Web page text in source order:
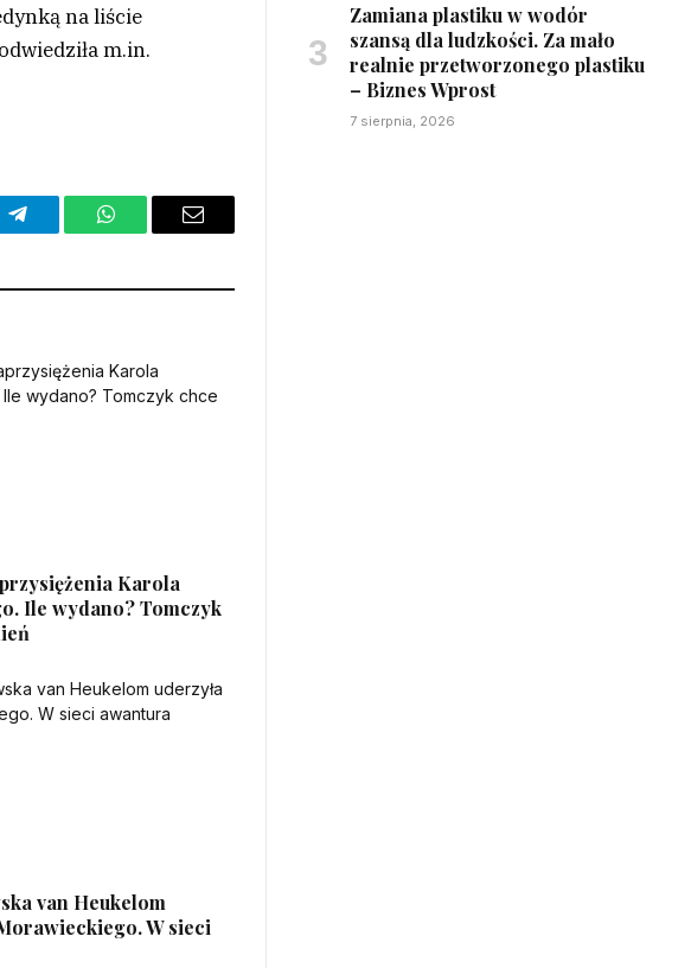
na liście
m.in.
Telegram WhatsAppEmail
Karola
Ile wydano? Tomczyk
van Heukelom
W sieci
Zamiana plastiku w wodór
szansą dla ludzkości. Za mało
realnie przetworzonego plastiku
– Biznes Wprost
7 sierpnia, 2026